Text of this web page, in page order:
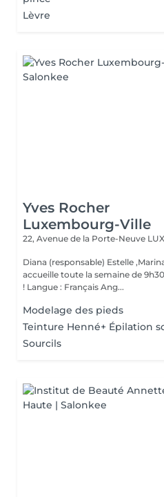
Lèvre
Yves Rocher
Luxembourg-Ville
22, Avenue de la Porte-Neuve
Diana (responsable) Estelle
accueille toute la semaine de
! Langue : Français Ang...
Modelage des pieds
Teinture Henné+ Épilation
Sourcils